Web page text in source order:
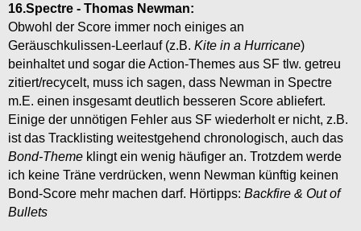
16.Spectre - Thomas Newman:
Obwohl der Score immer noch einiges an
Geräuschkulissen-Leerlauf (z.B. Kite in a Hurricane)
beinhaltet und sogar die Action-Themes aus SF tlw. getreu
zitiert/recycelt, muss ich sagen, dass Newman in Spectre
m.E. einen insgesamt deutlich besseren Score abliefert.
Einige der unnötigen Fehler aus SF wiederholt er nicht, z.B.
ist das Tracklisting weitestgehend chronologisch, auch das
Bond-Theme klingt ein wenig häufiger an. Trotzdem werde
ich keine Träne verdrücken, wenn Newman künftig keinen
Bond-Score mehr machen darf. Hörtipps: Backfire & Out of
Bullets